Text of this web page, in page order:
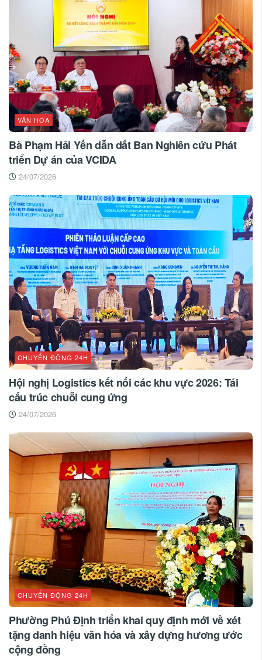
VĂN HÓA
Bà Phạm Hải Yến dẫn dắt Ban Nghiên cứu Phát
triển Dự án của VCIDA
24/07/2026
CHUYỂN ĐỘNG 24H
Hội nghị Logistics kết nối các khu vực 2026: Tái
cấu trúc chuỗi cung ứng
24/07/2026
CHUYỂN ĐỘNG 24H
Phường Phú Định triển khai quy định mới về xét
tặng danh hiệu văn hóa và xây dựng hương ước
cộng đồng